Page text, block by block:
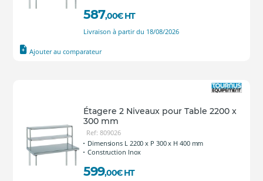
587,00€ HT
Livraison à partir du 18/08/2026
Ajouter au comparateur
Étagere 2 Niveaux pour Table 2200 x
300 mm
Ref: 809026
Dimensions L 2200 x P 300 x H 400 mm
Construction Inox
599,00€ HT